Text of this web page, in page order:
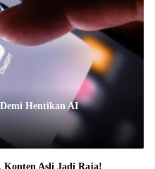
Hentikan AI
Asli Jadi Raja!